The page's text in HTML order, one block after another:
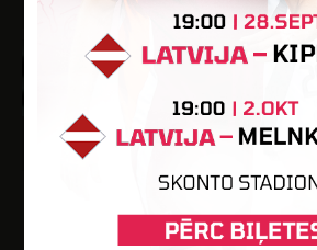
Rinalds Stankus
Spēlētāja statuss: Amatieris (FSS)
- - -
SPĒLĒTĀJI